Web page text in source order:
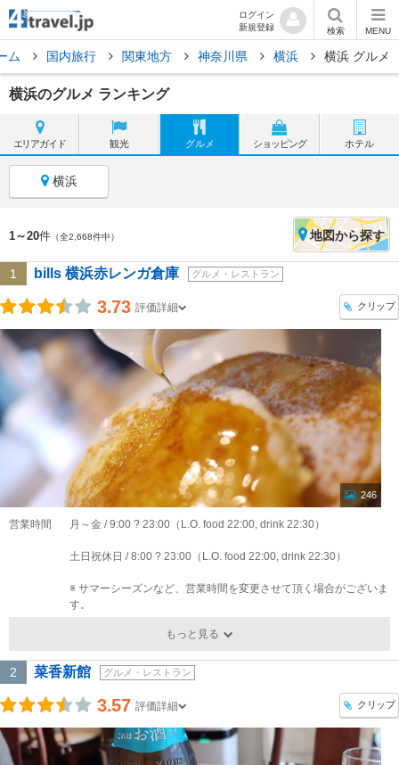
ログイン
新規登録
検索 MENU
ム 国内旅行 関東地方 神奈川県 横浜 横浜 グルメ
横浜のグルメ ランキング
エリアガイド 観光 グルメ ショッピング ホテル
横浜
1～20件 （全2,668件中） 地図から探す
1 bills 横浜赤レンガ倉庫 グルメ・レストラン
3.73 評価詳細 クリップ
246
営業時間 月～金 / 9:00 ? 23:00（L.O. food 22:00, drink 22:30）
土日祝休日 / 8:00 ? 23:00（L.O. food 22:00, drink 22:30）
※ サマーシーズンなど、営業時間を変更させて頂く場合がございま
す。
もっと見る
2 菜香新館 グルメ・レストラン
3.57 評価詳細 クリップ